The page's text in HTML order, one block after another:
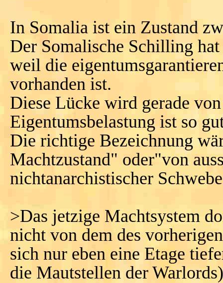
In Somalia ist ein Zustand
Der Somalische Schilling
weil die
vorhanden ist.
Diese Lücke wird gerade
Eigentumsbelastung ist so
Die richtige Bezeichnung
Machtzustand" oder"von
nichtanarchistischer
>Das jetzige Machtsystem
nicht von dem des
sich nur eben eine Etage
die Mautstellen der